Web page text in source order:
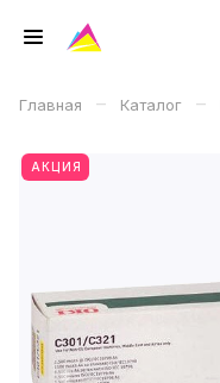
Главная – Каталог –
АКЦИЯ